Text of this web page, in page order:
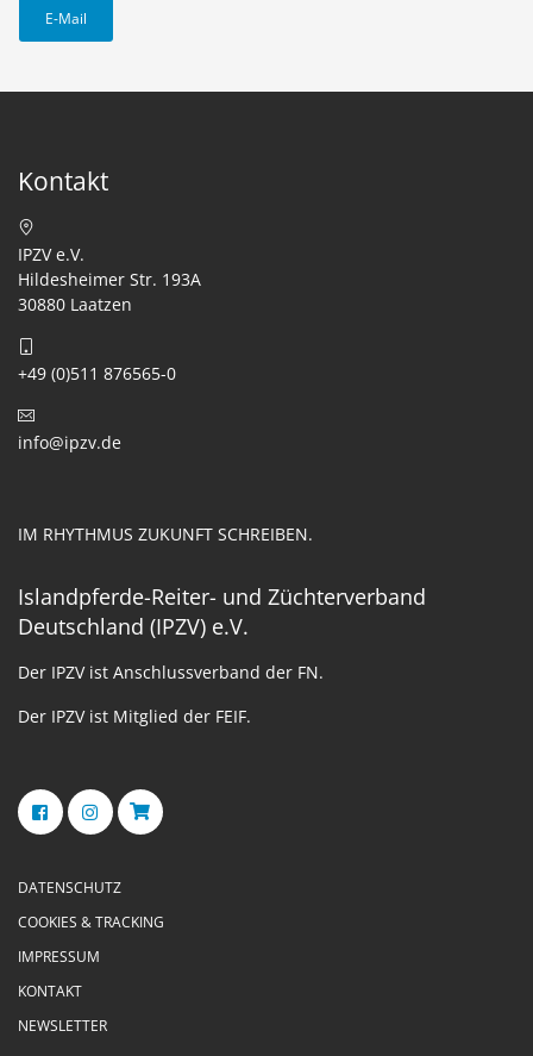
E-Mail
Kontakt
IPZV e.V.
Hildesheimer Str. 193A
30880 Laatzen
+49 (0)511 876565-0
info@ipzv.de
IM RHYTHMUS ZUKUNFT SCHREIBEN.
Islandpferde-Reiter- und Züchterverband
Deutschland (IPZV) e.V.
Der IPZV ist Anschlussverband der FN.
Der IPZV ist Mitglied der FEIF.
DATENSCHUTZ
COOKIES & TRACKING
IMPRESSUM
KONTAKT
NEWSLETTER